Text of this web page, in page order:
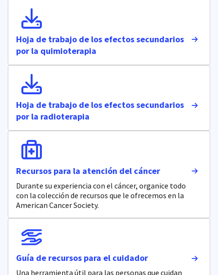
Hoja de trabajo de los efectos secundarios
por la quimioterapia
Hoja de trabajo de los efectos secundarios
por la radioterapia
Recursos para la atención del cáncer
Durante su experiencia con el cáncer, organice todo
con la colección de recursos que le ofrecemos en la
American Cancer Society.
Guía de recursos para el cuidador
Una herramienta útil para las personas que cuidan